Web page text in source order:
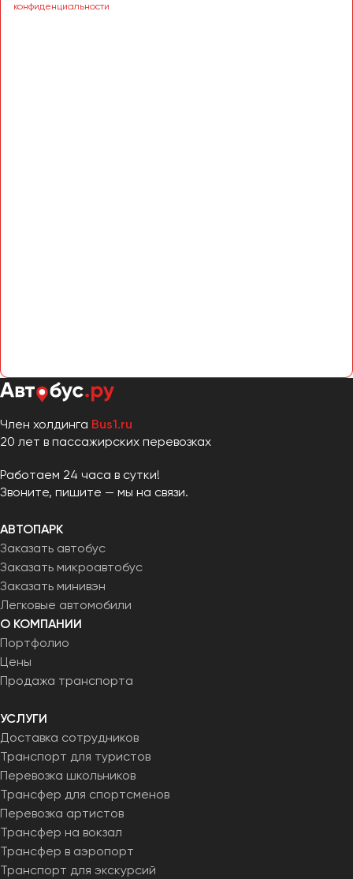
конфиденциальности
Член холдинга Bus1.ru
20 лет в пассажирских перевозках
Работаем 24 часа в сутки!
Звоните, пишите — мы на связи.
АВТОПАРК
Заказать автобус
Заказать микроавтобус
Заказать минивэн
Легковые автомобили
О КОМПАНИИ
Портфолио
Цены
Продажа транспорта
УСЛУГИ
Доставка сотрудников
Транспорт для туристов
Перевозка школьников
Трансфер для спортсменов
Перевозка артистов
Трансфер на вокзал
Трансфер в аэропорт
Транспорт для экскурсий